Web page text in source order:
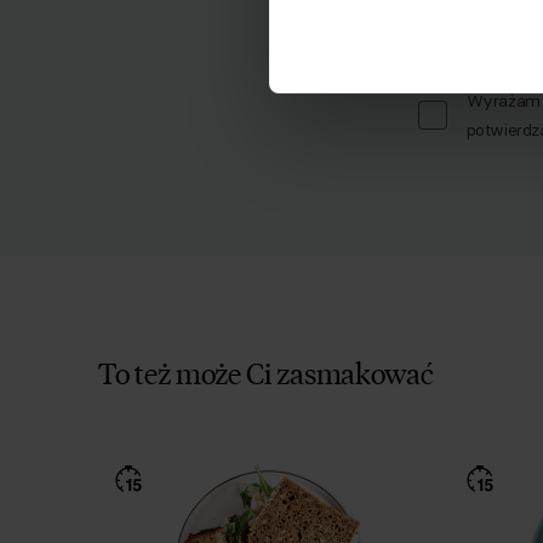
To też może Ci zasmakować